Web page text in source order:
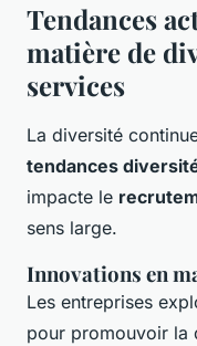
Tendances
matière de
services
La diversité
tendances
impacte le
sens large.
Innovations en
Les entreprises
pour promouvoir la